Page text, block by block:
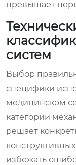
превышает
систем
Выбор
специфики
медицинском
категории
решает
избежать